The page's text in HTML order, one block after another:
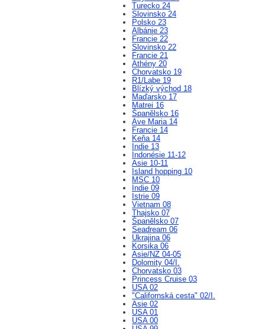
Turecko 24
Slovinsko 24
Polsko 23
Albánie 23
Francie 22
Slovinsko 22
Francie 21
Athény 20
Chorvatsko 19
R1/Labe 19
Blízký východ 18
Maďarsko 17
Matrei 16
Španělsko 16
Ave Maria 14
Francie 14
Keňa 14
Indie 13
Indonésie 11-12
Asie 10-11
Island hopping 10
MSC 10
Indie 09
Istrie 09
Vietnam 08
Thajsko 07
Španělsko 07
Seadream 06
Ukrajina 06
Korsika 06
Asie/NZ 04-05
Dolomity 04/I.
Chorvatsko 03
Princess Cruise 03
USA 02
"Californská cesta" 02/I.
Asie 02
USA 01
USA 00